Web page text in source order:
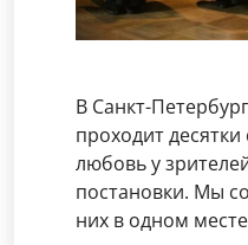
В Санкт-
проходит
любовь у
постановки. Мы
них в одном